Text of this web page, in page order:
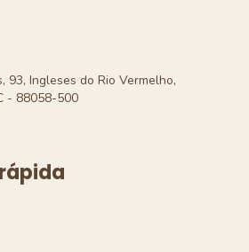
93, Ingleses do Rio Vermelho,
- 88058-500